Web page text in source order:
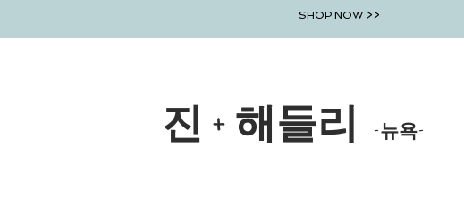
SHOP NOW >>
진 + 해들리 -뉴욕-